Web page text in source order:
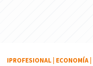
IPROFESIONAL ECONOMÍA